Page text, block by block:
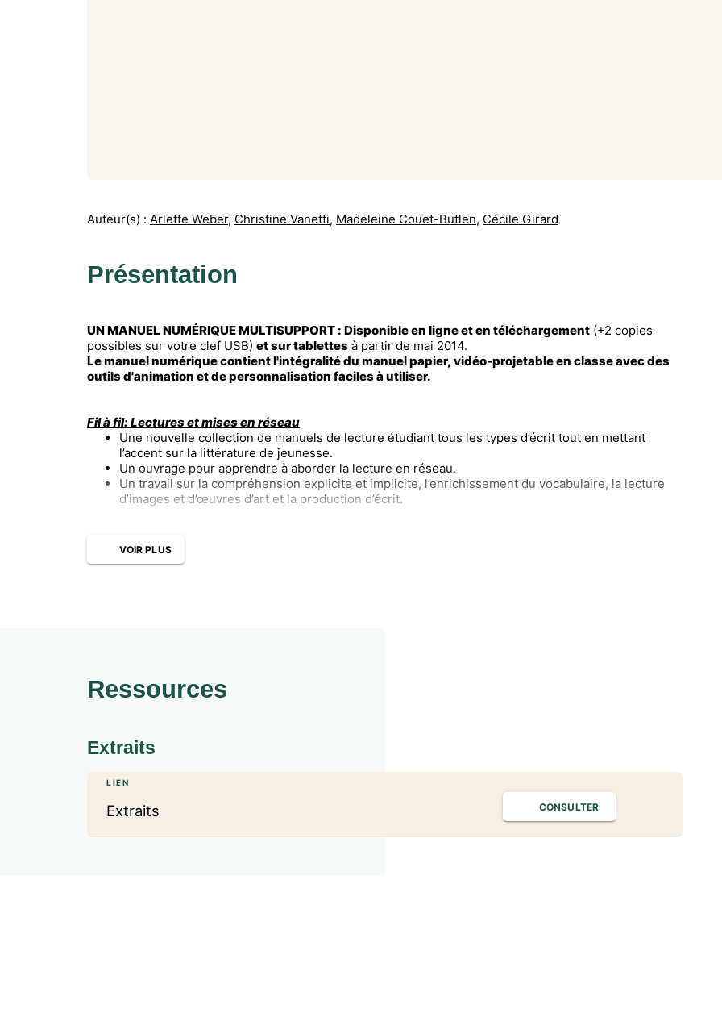
Auteur(s) : Arlette Weber, Christine Vanetti, Madeleine Couet-Butlen, Cécile Girard
Présentation
UN MANUEL NUMÉRIQUE MULTISUPPORT : Disponible en ligne et en téléchargement (+2 copies
possibles sur votre clef USB) et sur tablettes à partir de mai 2014.
Le manuel numérique contient l'intégralité du manuel papier, vidéo-projetable en classe avec des
outils d'animation et de personnalisation faciles à utiliser.
Fil à fil: Lectures et mises en réseau
Une nouvelle collection de manuels de lecture étudiant tous les types d’écrit tout en mettant
l’accent sur la littérature de jeunesse.
Un ouvrage pour apprendre à aborder la lecture en réseau.
Un travail sur la compréhension explicite et implicite, l’enrichissement du vocabulaire, la lecture
d’images et d’œuvres d’art et la production d’écrit.
VOIR PLUS
Ressources
Extraits
LIEN
Extraits CONSULTER